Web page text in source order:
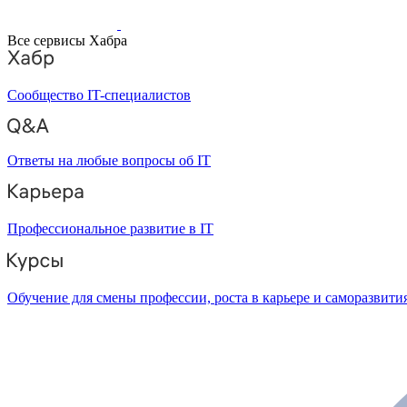
Все сервисы Хабра
Сообщество IT-специалистов
Ответы на любые вопросы об IT
Профессиональное развитие в IT
Обучение для смены профессии, роста в карьере и